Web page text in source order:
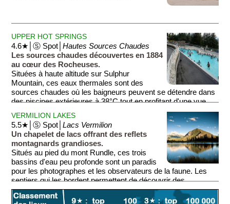
UPPER HOT SPRINGS
4.6★│Ⓢ Spot│Hautes Sources Chaudes
Les sources chaudes découvertes en 1884
au cœur des Rocheuses.
Situées à haute altitude sur Sulphur
Mountain, ces eaux thermales sont des
sources chaudes où les baigneurs peuvent se détendre dans
des piscines extérieures à 38°C tout en profitant d'une vue
imprenable sur les sommets enneigés du plus vieux parc
national canadien.
VERMILION LAKES
5.5★│Ⓢ Spot│Lacs Vermilion
Un chapelet de lacs offrant des reflets
montagnards grandioses.
Situés au pied du mont Rundle, ces trois
bassins d'eau peu profonde sont un paradis
pour les photographes et les observateurs de la faune. Les
sentiers qui les bordent permettent de découvrir des
écosystèmes fragiles tout en admirant les paysages
emblématiques des Montagnes Rocheuses.